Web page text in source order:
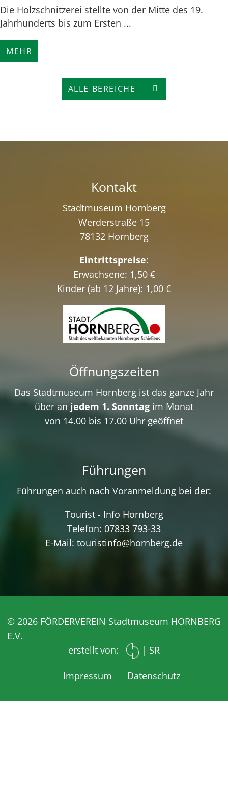
Die Holzschnitzerei stellte von der Mitte des 19.
Jahrhunderts bis zum Ersten ...
MEHR
ALLE BEREICHE
Kontakt
Stadtmuseum Hornberg
Werderstraße 15
78132 Hornberg
Eintrittspreise:
Erwachsene: 1,50 €
Kinder (ab 12 Jahre): 1,00 €
Öffnungszeiten
Das Stadtmuseum Hornberg ist das ganze Jahr
über anjedem 1. Sonntag im Monat
von 14.00 bis 17.00 Uhr geöffnet
Führungen
Führungen auch nach Voranmeldung bei der:
Tourist - Info Hornberg
Telefon: 07833 793-33
E-Mail: touristinfo@hornberg.de
© 2026 FÖRDERVEREIN Stadtmuseum HORNBERG
E.V.
erstellt von:
| SR
Impressum Datenschutz